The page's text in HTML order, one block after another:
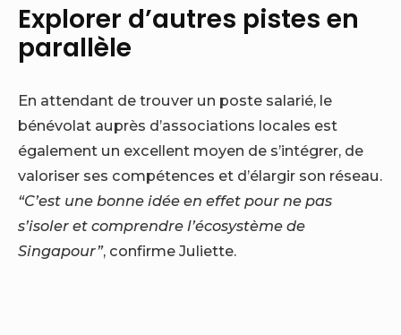
Explorer d’autres pistes en
parallèle
En attendant de trouver un poste salarié, le
bénévolat auprès d’associations locales est
également un excellent moyen de s’intégrer, de
valoriser ses compétences et d’élargir son réseau.
“C’est une bonne idée en effet pour ne pas
s’isoler et comprendre l’écosystème de
Singapour”, confirme Juliette.